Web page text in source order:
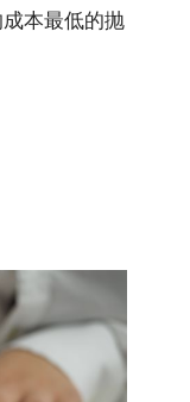
本最低的抛